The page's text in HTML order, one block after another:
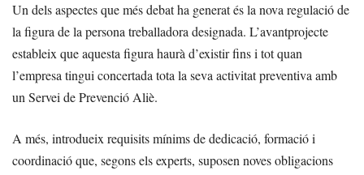
Un dels aspectes que més debat ha generat és la nova regulació de
la figura de la persona treballadora designada. L’avantprojecte
estableix que aquesta figura haurà d’existir fins i tot quan
l’empresa tingui concertada tota la seva activitat preventiva amb
un Servei de Prevenció Aliè.
A més, introdueix requisits mínims de dedicació, formació i
coordinació que, segons els experts, suposen noves obligacions